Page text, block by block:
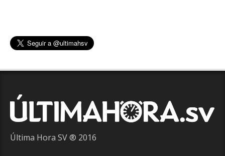
Última Hora SV ® 2016